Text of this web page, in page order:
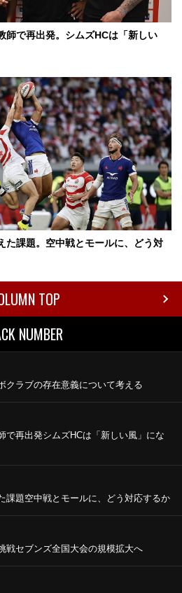
師で再出発。シムズHCは「新しい
た課題。空中戦とモールに、どう対
TOP
NUMBER
クラブの存在意義について考える
で再出発シムズHCは「新しい風」にな
課題空中戦とモールに、どう対応するか
戦セブンズ全国大会の規模拡大へ